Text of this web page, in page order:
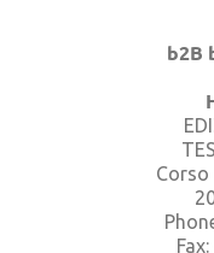
b2B
Corso
Fax: